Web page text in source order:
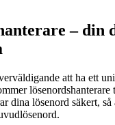
– din
att ha ett
dina lösenord säkert, så